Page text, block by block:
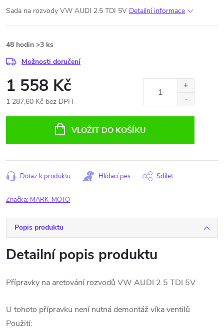
Sada na rozvody VW AUDI 2.5 TDI 5V Detailní informace
48 hodin >3 ks
Možnosti doručení
1 558 Kč
1 287,60 Kč bez DPH
VLOŽIT DO KOŠÍKU
Dotaz k produktu Hlídací pes Sdílet
Značka: MARK-MOTO
Popis produktu
Detailní popis produktu
Přípravky na aretování rozvodů VW AUDI 2.5 TDI 5V
U tohoto přípravku není nutná demontáž víka ventilů
Použití: